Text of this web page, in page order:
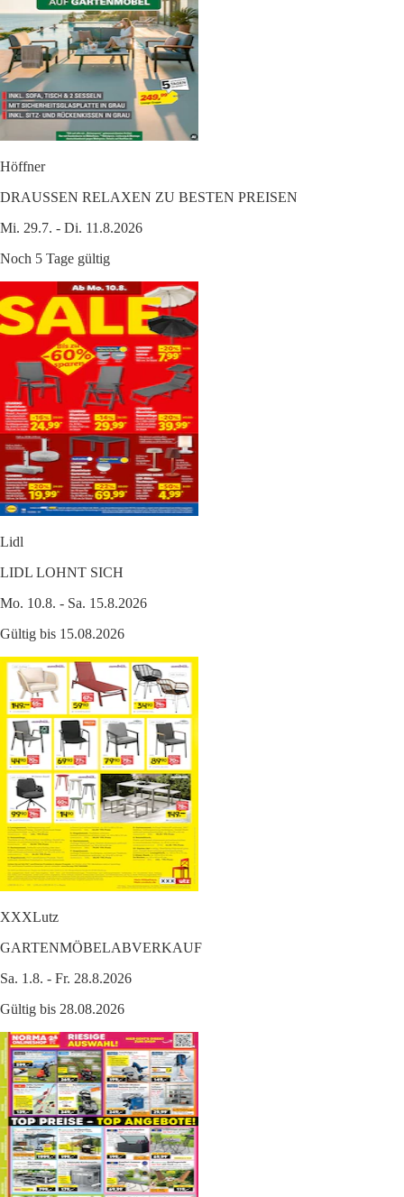
Höffner
DRAUSSEN RELAXEN ZU BESTEN PREISEN
Mi. 29.7. - Di. 11.8.2026
Noch 5 Tage gültig
Lidl
LIDL LOHNT SICH
Mo. 10.8. - Sa. 15.8.2026
Gültig bis 15.08.2026
XXXLutz
GARTENMÖBELABVERKAUF
Sa. 1.8. - Fr. 28.8.2026
Gültig bis 28.08.2026